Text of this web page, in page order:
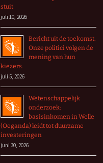
stuit
juli 10, 2026
Bericht uit de toekomst.
Onze politici volgen de
mening van hun
kiezers.
juli 5, 2026
Wetenschappelijk
onderzoek:
basisinkomen in Welle
(Oeganda) leidt tot duurzame
investeringen
juni 30, 2026